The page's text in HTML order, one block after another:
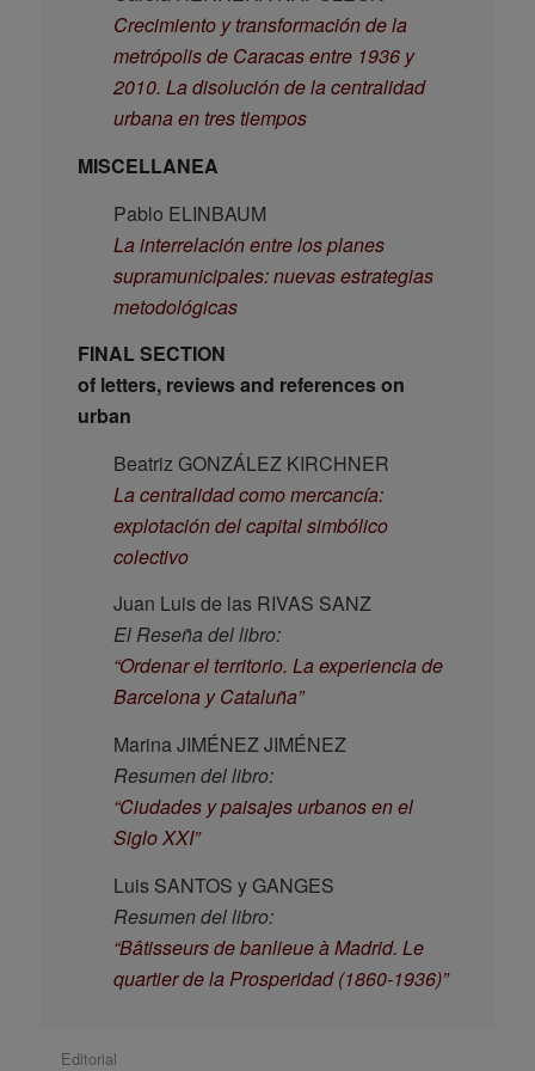
Crecimiento y transformación de la
metrópolis de Caracas entre 1936 y
2010. La disolución de la centralidad
urbana en tres tiempos
MISCELLANEA
Pablo ELINBAUM
La interrelación entre los planes
supramunicipales: nuevas estrategias
metodológicas
FINAL SECTION
of letters, reviews and references on
urban
Beatriz GONZÁLEZ KIRCHNER
La centralidad como mercancía:
explotación del capital simbólico
colectivo
Juan Luis de las RIVAS SANZ
El Reseña del libro:
“Ordenar el territorio. La experiencia de
Barcelona y Cataluña”
Marina JIMÉNEZ JIMÉNEZ
Resumen del libro:
“Ciudades y paisajes urbanos en el
Siglo XXI”
Luis SANTOS y GANGES
Resumen del libro:
“Bâtisseurs de banlieue à Madrid. Le
quartier de la Prosperidad (1860-1936)”
Editorial